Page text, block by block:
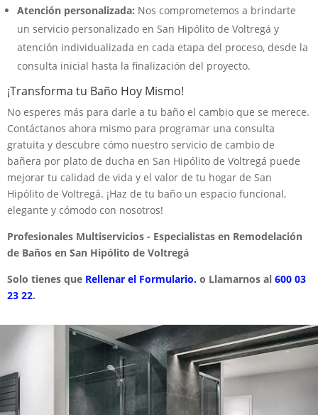
Atención personalizada: Nos comprometemos a brindarte
un servicio personalizado en San Hipólito de Voltregá y
atención individualizada en cada etapa del proceso, desde la
consulta inicial hasta la finalización del proyecto.
¡Transforma tu Baño Hoy Mismo!
No esperes más para darle a tu baño el cambio que se merece.
Contáctanos ahora mismo para programar una consulta
gratuita y descubre cómo nuestro servicio de cambio de
bañera por plato de ducha en San Hipólito de Voltregá puede
mejorar tu calidad de vida y el valor de tu hogar de San
Hipólito de Voltregá. ¡Haz de tu baño un espacio funcional,
elegante y cómodo con nosotros!
Profesionales Multiservicios - Especialistas en Remodelación
de Baños en San Hipólito de Voltregá
Solo tienes que Rellenar el Formulario. o Llamarnos al 600 03
23 22.